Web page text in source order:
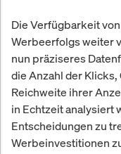
Die Verfügbarkeit
Werbeerfolgs weiter
nun präziseres
die Anzahl der
Reichweite ihrer
in Echtzeit analysiert
Entscheidungen zu
Werbeinvestitionen